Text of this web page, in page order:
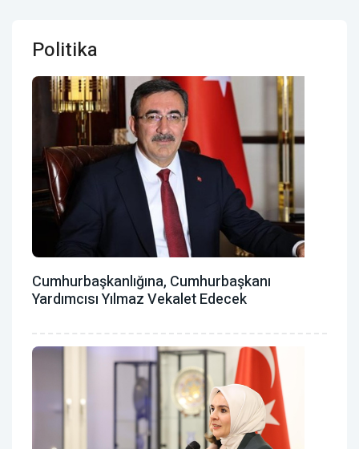
Politika
Cumhurbaşkanlığına, Cumhurbaşkanı
Yardımcısı Yılmaz Vekalet Edecek